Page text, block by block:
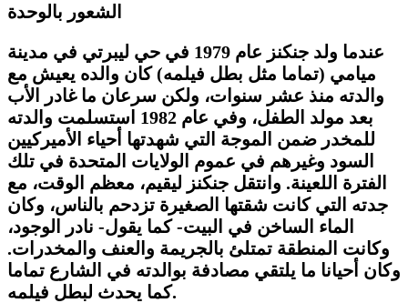
الشعور بالوحدة
عندما ولد جنكنز عام 1979 في حي ليبرتي في مدينة
ميامي (تماما مثل بطل فيلمه) كان والده يعيش مع
والدته منذ عشر سنوات، ولكن سرعان ما غادر الأب
بعد مولد الطفل، وفي عام 1982 استسلمت والدته
للمخدر ضمن الموجة التي شهدتها أحياء الأميركيين
السود وغيرهم في عموم الولايات المتحدة في تلك
الفترة اللعينة. وانتقل جنكنز ليقيم، معظم الوقت، مع
جدته التي كانت شقتها الصغيرة تزدحم بالناس، وكان
الماء الساخن في البيت- كما يقول- نادر الوجود،
وكانت المنطقة تمتلئ بالجريمة والعنف والمخدرات.
وكان أحيانا ما يلتقي مصادفة بوالدته في الشارع تماما
كما يحدث لبطل فيلمه.